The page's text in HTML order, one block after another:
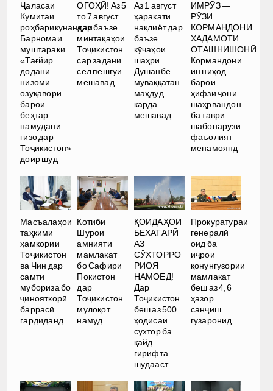
Ҷаласаи
Кумитаи
роҳбарикунандаи
Барномаи
муштараки
«Тағйир
додани
низоми
озуқаворӣ
барои
беҳтар
намудани
ғизо дар
Тоҷикистон»
доир шуд
ОГОҲӢ! Аз 5
то 7 август
дар баъзе
минтақаҳои
Тоҷикистон
сар задани
сел пешгӯӣ
мешавад
Аз 1 август
ҳаракати
нақлиёт дар
баъзе
кӯчаҳои
шаҳри
Душанбе
муваққатан
маҳдуд
карда
мешавад
ИМРӮЗ —
РӮЗИ
КОРМАНДОНИ
ХАДАМОТИ
ОТАШНИШОНӢ.
Кормандони
ин ниҳод
барои
ҳифзи ҷони
шаҳрвандон
ба таври
шабонарӯзӣ
фаъолият
менамоянд
Масъалаҳои
таҳкими
ҳамкории
Тоҷикистон
ва Чин дар
самти
мубориза бо
ҷинояткорӣ
баррасӣ
гардиданд
Котиби
Шурои
амнияти
мамлакат
бо Сафири
Покистон
дар
Тоҷикистон
мулоқот
намуд
ҚОИДАҲОИ
БЕХАТАРӢ
АЗ
СӮХТОРРО
РИОЯ
НАМОЕД!
Дар
Тоҷикистон
беш аз 500
ҳодисаи
сӯхтор ба
қайд
гирифта
шудааст
Прокуратураи
генералӣ
оид ба
иҷрои
қонунгузории
мамлакат
беш аз 4,6
ҳазор
санҷиш
гузаронид